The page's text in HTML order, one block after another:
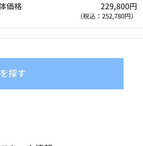
価格 229,800円
（税込：252,780円）
探す